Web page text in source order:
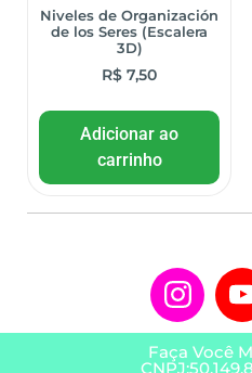
Niveles de Organización
de los Seres (Escalera
3D)
R$ 7,50
Adicionar ao
carrinho
Faça Você